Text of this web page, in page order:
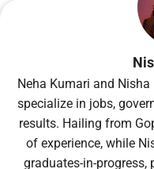
Neha Kumari and
specialize in jobs,
results. Hailing from
of experience, while
graduates-in-